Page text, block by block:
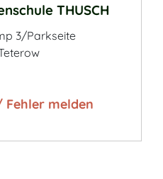
THUSCH
3/Parkseite
Fehler melden